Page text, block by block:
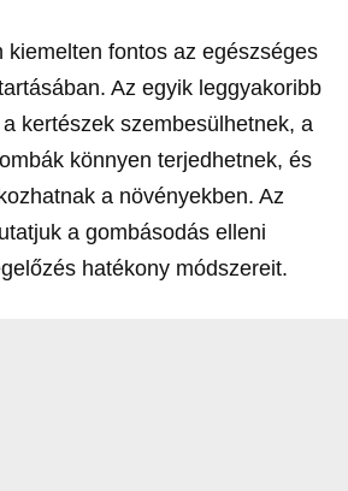
kiemelten fontos az egészséges
Az egyik leggyakoribb
kertészek szembesülhetnek, a
könnyen terjedhetnek, és
a növényekben. Az
a gombásodás elleni
hatékony módszereit.